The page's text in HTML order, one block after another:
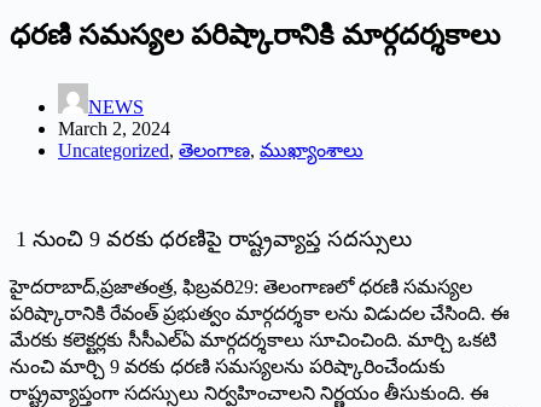
ధరణి సమస్యల పరిష్కారానికి మార్గదర్శకాలు
NEWS
March 2, 2024
Uncategorized, తెలంగాణ, ముఖ్యాంశాలు
1 నుంచి 9 వరకు ధరణిపై రాష్ట్రవ్యాప్త సదస్సులు
హైదరాబాద్‌,ప్రజాతంత్ర, ఫిబ్రవరి29: తెలంగాణలో ధరణి సమస్యల
పరిష్కారానికి రేవంత్‌ ప్రభుత్వం మార్గదర్శకా లను విడుదల చేసింది. ఈ
మేరకు కలెక్టర్లకు సీసీఎల్‌ఏ మార్గదర్శకాలు సూచించింది. మార్చి ఒకటి
నుంచి మార్చి 9 వరకు ధరణి సమస్యలను పరిష్కారించేందుకు
రాష్ట్రవ్యాప్తంగా సదస్సులు నిర్వహించాలని నిర్ణయం తీసుకుంది. ఈ